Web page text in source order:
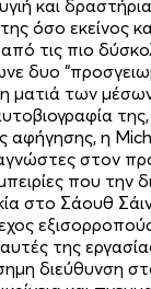
και
όσο εκείνος
τις πιο
δυο
των μέσων
αφήγησης, η
στον
που
στο Σάουθ
της
διεύθυνση